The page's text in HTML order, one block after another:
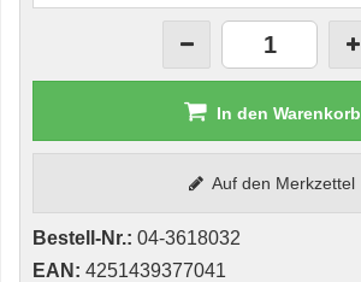
In den Warenkorb
Auf den Merkzettel
Bestell-Nr.: 04-3618032
EAN: 4251439377041